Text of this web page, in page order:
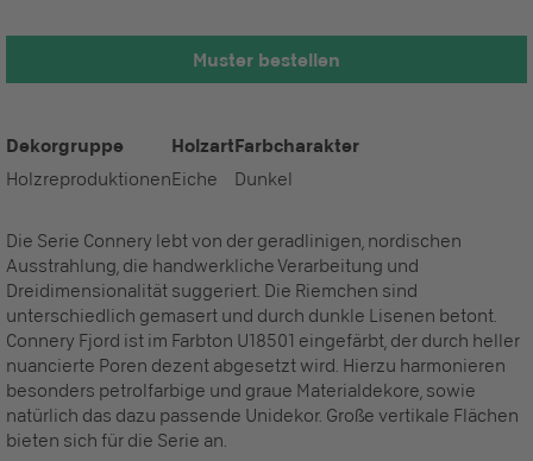
Muster bestellen
Dekorgruppe
Holzreproduktionen
Holzart
Eiche
Farbcharakter
Dunkel
Die Serie Connery lebt von der geradlinigen, nordischen
Ausstrahlung, die handwerkliche Verarbeitung und
Dreidimensionalität suggeriert. Die Riemchen sind
unterschiedlich gemasert und durch dunkle Lisenen betont.
Connery Fjord ist im Farbton U18501 eingefärbt, der durch heller
nuancierte Poren dezent abgesetzt wird. Hierzu harmonieren
besonders petrolfarbige und graue Materialdekore, sowie
natürlich das dazu passende Unidekor. Große vertikale Flächen
bieten sich für die Serie an.